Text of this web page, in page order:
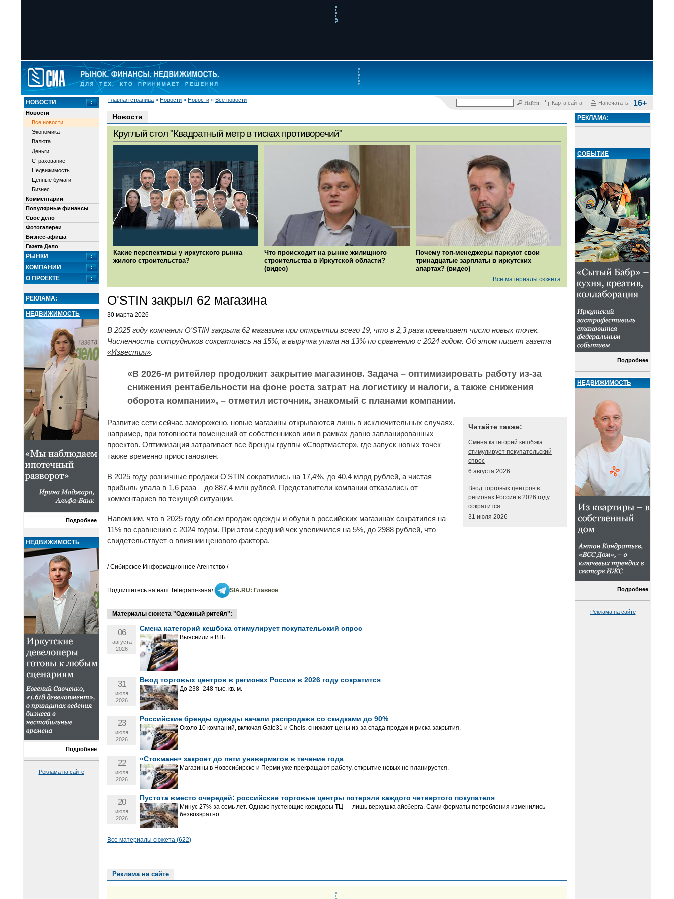
Главная страница » Новости » Новости » Все новости
Карта сайта Напечатать 16+
НОВОСТИ
Новости
Все новости
Экономика
Валюта
Деньги
Страхование
Недвижимость
Ценные бумаги
Бизнес
Комментарии
Популярные финансы
Свое дело
Фотогалереи
Бизнес-афиша
Газета Дело
РЫНКИ
КОМПАНИИ
О ПРОЕКТЕ
РЕКЛАМА:
НЕДВИЖИМОСТЬ
Подробнее
НЕДВИЖИМОСТЬ
Подробнее
Реклама на сайте
Новости
Круглый стол "Квадратный метр в тисках противоречий"
Какие перспективы у иркутского рынка
жилого строительства?
Что происходит на рынке жилищного
строительства в Иркутской области?
(видео)
Почему топ-менеджеры паркуют свои
тринадцатые зарплаты в иркутских
апартах? (видео)
Все материалы сюжета
O'STIN закрыл 62 магазина
30 марта 2026
В 2025 году компания O'STIN закрыла 62 магазина при открытии всего 19, что в 2,3 раза превышает число новых точек.
Численность сотрудников сократилась на 15%, а выручка упала на 13% по сравнению с 2024 годом. Об этом пишет газета
«Известия».
«В 2026-м ритейлер продолжит закрытие магазинов. Задача – оптимизировать работу из-за
снижения рентабельности на фоне роста затрат на логистику и налоги, а также снижения
оборота компании», – отметил источник, знакомый с планами компании.
Читайте также:
Смена категорий кешбэка
стимулирует покупательский
спрос
6 августа 2026
Ввод торговых центров в
регионах России в 2026 году
сократится
31 июля 2026
Развитие сети сейчас заморожено, новые магазины открываются лишь в исключительных случаях,
например, при готовности помещений от собственников или в рамках давно запланированных
проектов. Оптимизация затрагивает все бренды группы «Спортмастер», где запуск новых точек
также временно приостановлен.
В 2025 году розничные продажи O'STIN сократились на 17,4%, до 40,4 млрд рублей, а чистая
прибыль упала в 1,6 раза – до 887,4 млн рублей. Представители компании отказались от
комментариев по текущей ситуации.
Напомним, что в 2025 году объем продаж одежды и обуви в российских магазинах сократился на
11% по сравнению с 2024 годом. При этом средний чек увеличился на 5%, до 2988 рублей, что
свидетельствует о влиянии ценового фактора.
/ Сибирское Информационное Агентство /
Подпишитесь на наш Telegram-канал SIA.RU: Главное
Материалы сюжета "Одежный ритейл":
06
августа
2026
Смена категорий кешбэка стимулирует покупательский спрос
Выяснили в ВТБ.
31
июля
2026
Ввод торговых центров в регионах России в 2026 году сократится
До 238–248 тыс. кв. м.
23
июля
2026
Российские бренды одежды начали распродажи со скидками до 90%
Около 10 компаний, включая Gate31 и Chois, снижают цены из-за спада продаж и риска закрытия.
22
июля
2026
«Стокманн» закроет до пяти универмагов в течение года
Магазины в Новосибирске и Перми уже прекращают работу, открытие новых не планируется.
20
июля
2026
Пустота вместо очередей: российские торговые центры потеряли каждого четвертого покупателя
Минус 27% за семь лет. Однако пустеющие коридоры ТЦ — лишь верхушка айсберга. Сами форматы потребления изменились
безвозвратно.
Все материалы сюжета (622)
Реклама на сайте
РЕКЛАМА:
СОБЫТИЕ
Подробнее
НЕДВИЖИМОСТЬ
Подробнее
Реклама на сайте